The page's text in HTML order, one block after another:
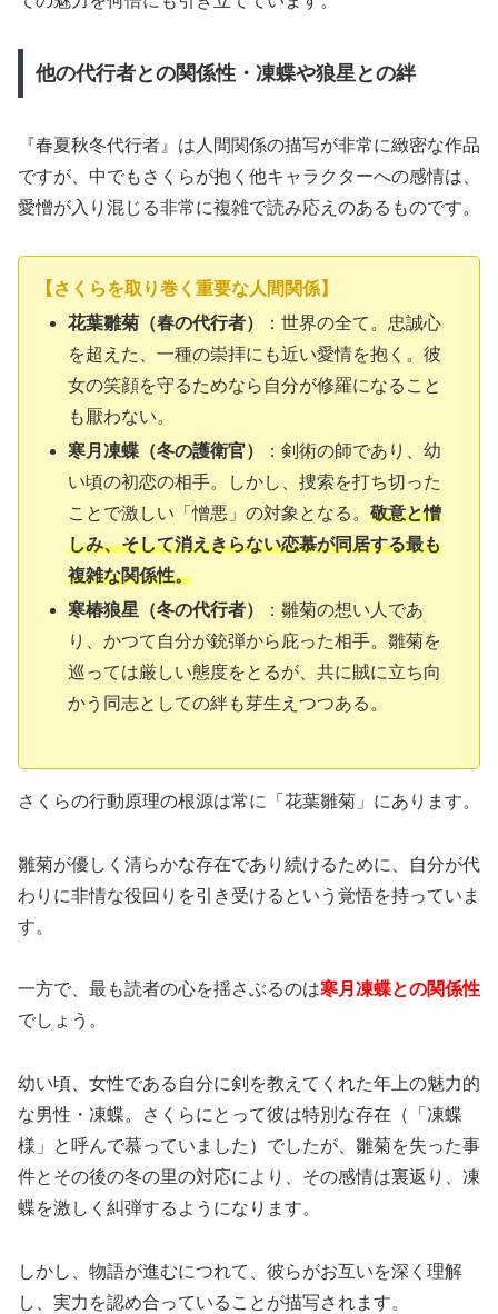
他の代行者との関係性・凍蝶や狼星との絆
『春夏秋冬代行者』は人間関係の描写が非常に緻密な作品
ですが、中でもさくらが抱く他キャラクターへの感情は、
愛憎が入り混じる非常に複雑で読み応えのあるものです。
【さくらを取り巻く重要な人間関係】
花葉雛菊（春の代行者）
：世界の全て。忠誠心
を超えた、一種の崇拝にも近い愛情を抱く。彼
女の笑顔を守るためなら自分が修羅になること
も厭わない。
寒月凍蝶（冬の護衛官）
：剣術の師であり、幼
い頃の初恋の相手。しかし、捜索を打ち切った
ことで激しい「憎悪」の対象となる。敬意と憎
しみ、そして消えきらない恋慕が同居する最も
複雑な関係性。
寒椿狼星（冬の代行者）
：雛菊の想い人であ
り、かつて自分が銃弾から庇った相手。雛菊を
巡っては厳しい態度をとるが、共に賊に立ち向
かう同志としての絆も芽生えつつある。
さくらの行動原理の根源は常に「花葉雛菊」にあります。
雛菊が優しく清らかな存在であり続けるために、自分が代
わりに非情な役回りを引き受けるという覚悟を持っていま
す。
一方で、最も読者の心を揺さぶるのは寒月凍蝶との関係性
でしょう。
幼い頃、女性である自分に剣を教えてくれた年上の魅力的
な男性・凍蝶。さくらにとって彼は特別な存在（「凍蝶
様」と呼んで慕っていました）でしたが、雛菊を失った事
件とその後の冬の里の対応により、その感情は裏返り、凍
蝶を激しく糾弾するようになります。
しかし、物語が進むにつれて、彼らがお互いを深く理解
し、実力を認め合っていることが描写されます。